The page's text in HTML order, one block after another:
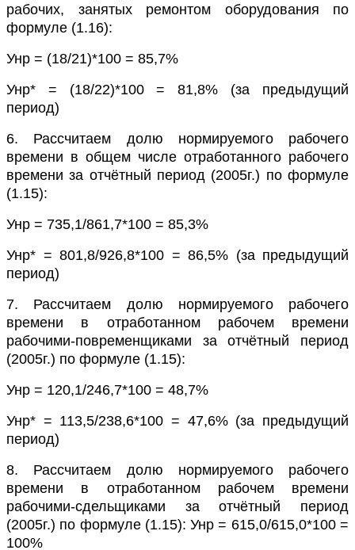
рабочих, занятых ремонтом оборудования по
формуле (1.16):
Унр = (18/21)*100 = 85,7%
Унр* = (18/22)*100 = 81,8% (за предыдущий
период)
6. Рассчитаем долю нормируемого рабочего
времени в общем числе отработанного рабочего
времени за отчётный период (2005г.) по формуле
(1.15):
Унр = 735,1/861,7*100 = 85,3%
Унр* = 801,8/926,8*100 = 86,5% (за предыдущий
период)
7. Рассчитаем долю нормируемого рабочего
времени в отработанном рабочем времени
рабочими-повременщиками за отчётный период
(2005г.) по формуле (1.15):
Унр = 120,1/246,7*100 = 48,7%
Унр* = 113,5/238,6*100 = 47,6% (за предыдущий
период)
8. Рассчитаем долю нормируемого рабочего
времени в отработанном рабочем времени
рабочими-сдельщиками за отчётный период
(2005г.) по формуле (1.15): Унр = 615,0/615,0*100 =
100%